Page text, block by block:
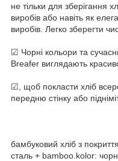
не тільки для зберігання
виробів або навіть як
виробів. Легко зберегти
☑ Чорні кольори та
Breafer виглядають
☑, щоб покласти хліб
передню стінку або
бамбуковий хліб з
сталь + bamboo.kolor: